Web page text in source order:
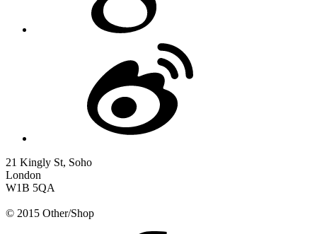
21 Kingly St, Soho
London
W1B 5QA
© 2015 Other/Shop